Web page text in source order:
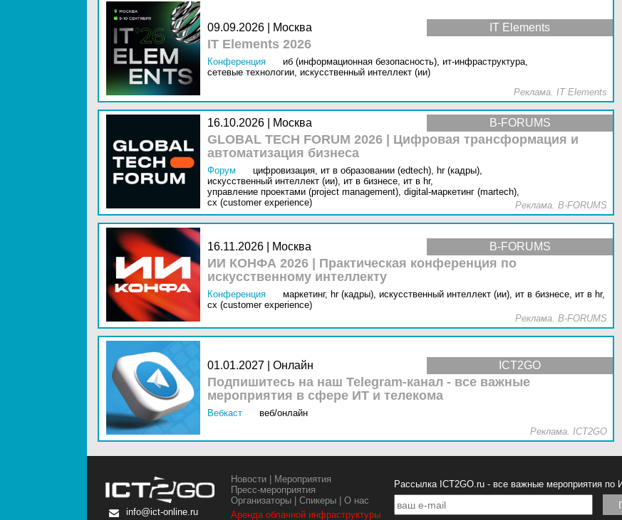
IT Elements
09.09.2026 | Москва
IT Elements 2026
Конференция иб (информационная безопасность), ит-инфраструктура,
сетевые технологии, искусственный интеллект (ии)
Реклама. IT Elements
B-FORUMS
16.10.2026 | Москва
GLOBAL TECH FORUM 2026 | Цифровая трансформация и
автоматизация бизнеса
Форум цифровизация, ит в образовании (edtech), hr (кадры),
искусственный интеллект (ии), ит в бизнесе, ит в hr,
управление проектами (project management), digital-маркетинг (martech),
cx (customer experience)
Реклама. B-FORUMS
B-FORUMS
16.11.2026 | Москва
ИИ КОНФА 2026 | Практическая конференция по
искусственному интеллекту
Конференция маркетинг, hr (кадры), искусственный интеллект (ии), ит в бизнесе, ит в hr,
cx (customer experience)
Реклама. B-FORUMS
ICT2GO
01.01.2027 | Онлайн
Подпишитесь на наш Telegram-канал - все важные
мероприятия в сфере ИТ и телекома
Вебкаст
веб/онлайн
Реклама. ICT2GO
info@ict-online.ru
Новости
Мероприятия
Пресс-мероприятия
Организаторы |Спикеры |О нас
Аренда облачной инфраструктуры
Рассылка ICT2GO.ru - все важные мероприятия по